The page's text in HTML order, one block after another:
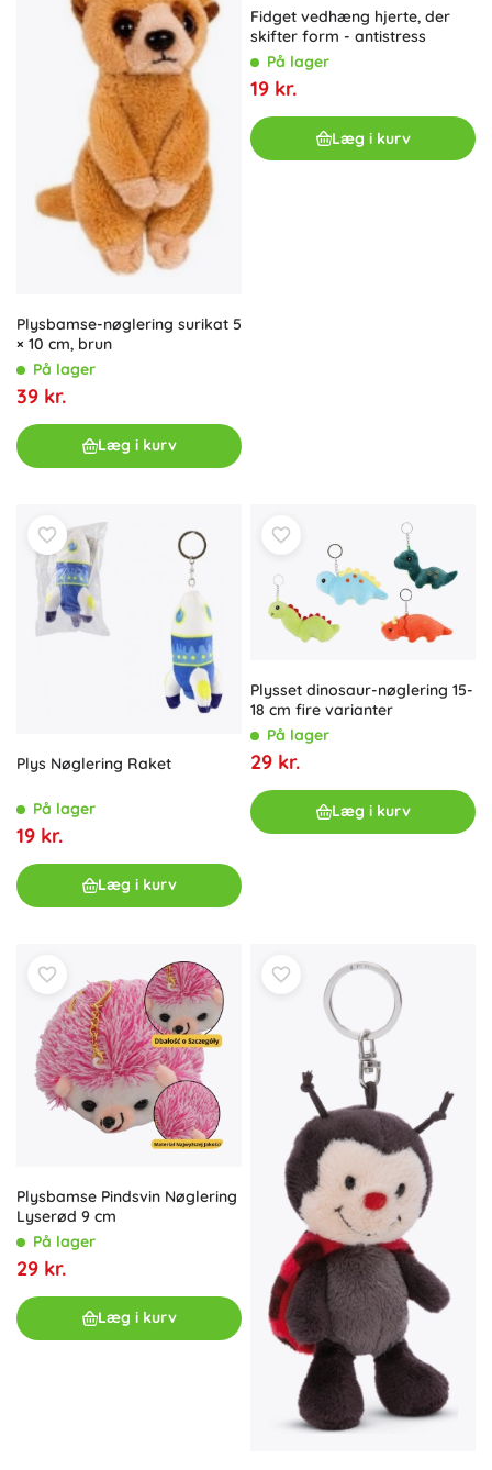
Plysbamse-nøglering surikat 5
× 10 cm, brun
På lager
39 kr.
Læg i kurv
Fidget vedhæng hjerte, der
skifter form - antistress
På lager
19 kr.
Læg i kurv
Plys Nøglering Raket
På lager
19 kr.
Læg i kurv
Plysset dinosaur-nøglering 15-
18 cm fire varianter
På lager
29 kr.
Læg i kurv
Plysbamse Pindsvin Nøglering
Lyserød 9 cm
På lager
29 kr.
Læg i kurv